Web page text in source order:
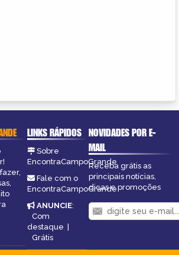
LINKS RÁPIDOS
Sobre
EncontraCampoGrande
Fale com o
EncontraCampoGrande
ANUNCIE:
Com
destaque |
Grátis
NOVIDADES POR E-
MAIL
Receba grátis as
principais notícias,
dicas e promoções